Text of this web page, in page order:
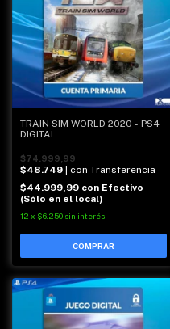
TRAIN SIM WORLD 2020 - PS4
DIGITAL
$74.999,99
$48.749
| con Transferencia
$44.999,99 con Efectivo
(Sólo en el local)
12 x $6.250 sin interés